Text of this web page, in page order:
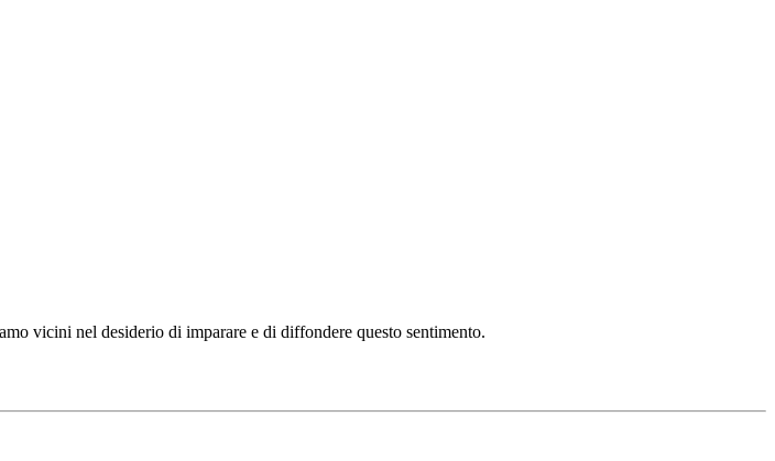
vicini nel desiderio di imparare e di diffondere questo sentimento.